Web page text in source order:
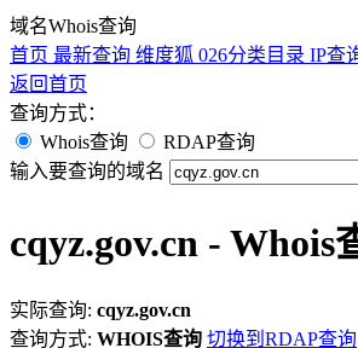
域名Whois查询
首页 最新查询 维度狐 026分类目录 IP查
返回首页
查询方式：
Whois查询
RDAP查询
输入要查询的域名
cqyz.gov.cn - Whois
实际查询: cqyz.gov.cn
查询方式: WHOIS查询 切换到RDAP查询